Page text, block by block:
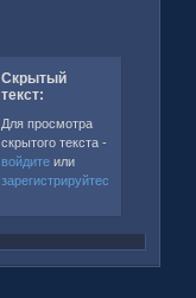
Скрытый
текст:
Для просмотра
скрытого текста -
войдитеили
зарегистрируйтесь